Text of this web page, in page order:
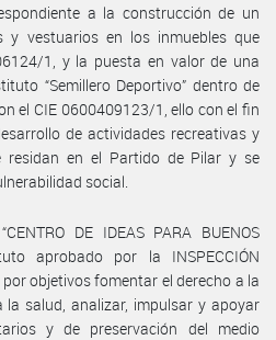
a la construcción de un
y vestuarios en los inmuebles que
1, y la puesta en valor de una
“Semillero Deportivo” dentro de
el CIE 0600409123/1, ello con el fin
de actividades recreativas y
residan en el Partido de Pilar y se
social.
DE IDEAS PARA BUENOS
aprobado por la INSPECCIÓN
por objetivos fomentar el derecho a la
la salud, analizar, impulsar y apoyar
y de preservación del medio